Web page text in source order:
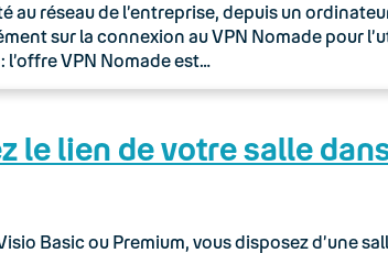
réseau de l’entreprise, depuis un
sur la connexion au VPN Nomade pour
VPN Nomade est…
le lien de votre salle
Basic ou Premium, vous disposez d’une